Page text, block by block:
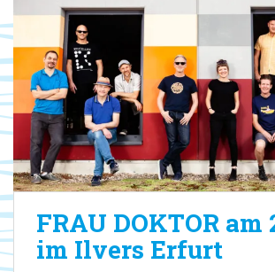
FRAU DOKTOR am
im Ilvers Erfurt